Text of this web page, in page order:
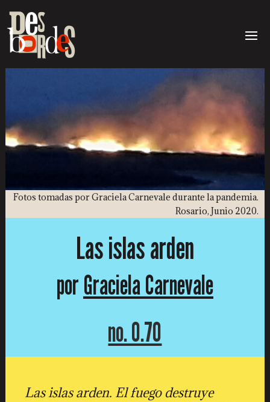
Fotos tomadas por Graciela Carnevale durante la pandemia.
Rosario, Junio 2020.
Las islas arden
porGraciela Carnevale
no. 0.70
Las islas arden. El fuego destruye